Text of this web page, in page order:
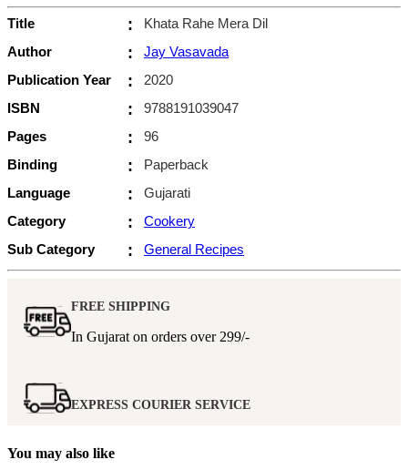
Title :
Khata Rahe Mera Dil
Author
:
Jay Vasavada
Publication Year
:
2020
ISBN
:
9788191039047
Pages
:
96
Binding
:
Paperback
Language
:
Gujarati
Category
:
Cookery
Sub Category
: General Recipes
FREE SHIPPING
In Gujarat on orders over299/-
EXPRESS COURIER SERVICE
You may also like